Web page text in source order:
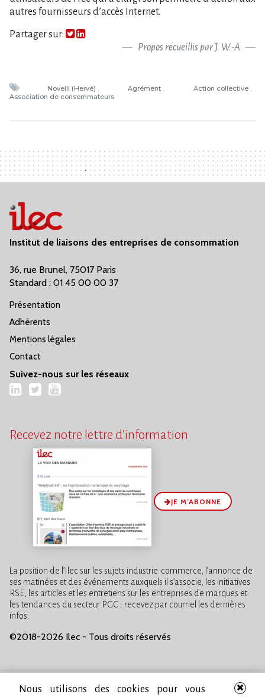
Partager sur:
Propos recueillis par J. W.-A
Novelli (Hervé) Agrément
Action collective
Association de consommateurs
Institut de liaisons des entreprises de consommation
36, rue Brunel, 75017 Paris
Standard : 01 45 00 00 37
Présentation
Adhérents
Mentions légales
Contact
Suivez-nous sur les réseaux
LinkedIn
TwitterYouTube
Recevez notre lettre d’information
JE M’ABONNE
La position de l’Ilec sur les sujets industrie-commerce, l’annonce de
ses matinées et des événements auxquels il s’associe, les initiatives
RSE, les articles et les entretiens sur les entreprises de marques et
les tendances du secteur PGC : recevez par courriel les dernières
infos.
©2018-2026 Ilec - Tous droits réservés
Nous utilisons des cookies pour vous